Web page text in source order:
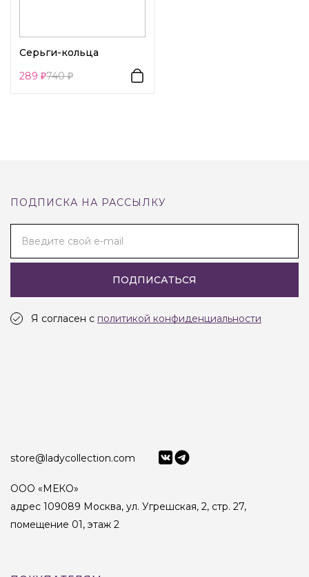
Серьги-кольца
289
740
ПОДПИСКА НА РАССЫЛКУ
Введите свой e-mail
ПОДПИСАТЬСЯ
Я согласен с политикой конфиденциальности
store@ladycollection.com
ООО «МЕКО»
адрес 109089 Москва, ул. Угрешская, 2, стр. 27,
помещение 01, этаж 2